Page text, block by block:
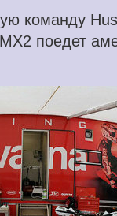
команду
поедет